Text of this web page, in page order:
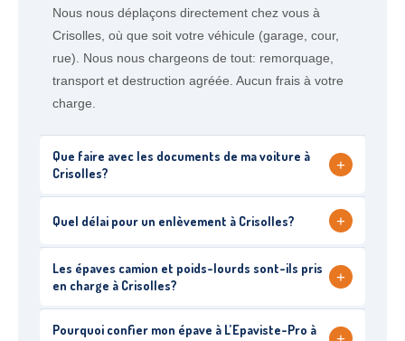
Nous nous déplaçons directement chez vous à
Crisolles, où que soit votre véhicule (garage, cour,
rue). Nous nous chargeons de tout: remorquage,
transport et destruction agréée. Aucun frais à votre
charge.
Que faire avec les documents de ma voiture à
Crisolles?
+
Quel délai pour un enlèvement à Crisolles? +
Les épaves camion et poids-lourds sont-ils pris
en charge à Crisolles?
+
Pourquoi confier mon épave à L’Epaviste-Pro à